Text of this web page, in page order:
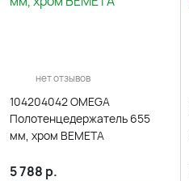
нет отзывов
104204042 OMEGA
Полотенцедержатель 655
мм, хром BEMETA
5 788 р.